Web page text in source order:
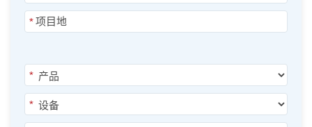
*
*
*